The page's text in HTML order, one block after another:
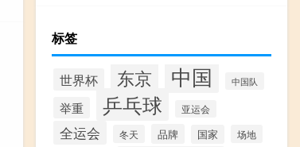
标签
世界杯 东京 中国 中国队
举重 乒乓球 亚运会
全运会 冬天 品牌 国家 场地